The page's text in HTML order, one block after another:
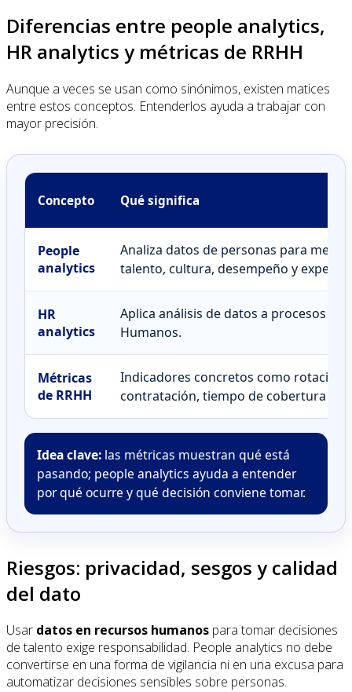
Diferencias entre people analytics,
HR analytics y métricas de RRHH
Aunque a veces se usan como sinónimos, existen matices
entre estos conceptos. Entenderlos ayuda a trabajar con
mayor precisión.
Concepto Qué significa
People
analytics
Analiza datos de personas para
talento, cultura, desempeño y
HR
analytics
Aplica análisis de datos a procesos
Humanos.
Métricas
de RRHH
Indicadores concretos como rotación,
contratación, tiempo de cobertura o
Idea clave: las métricas muestran qué está
pasando; people analytics ayuda a entender
por qué ocurre y qué decisión conviene tomar.
Riesgos: privacidad, sesgos y calidad
del dato
Usar datos en recursos humanos para tomar decisiones
de talento exige responsabilidad. People analytics no debe
convertirse en una forma de vigilancia ni en una excusa para
automatizar decisiones sensibles sobre personas.